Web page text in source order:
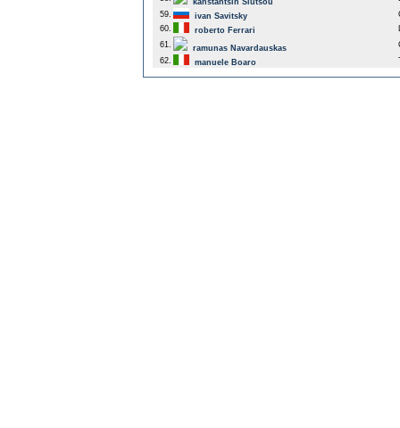
kanstantsin Siutsou
59.
ivan Savitsky
60.
roberto Ferrari
61.
ramunas Navardauskas
62.
manuele Boaro